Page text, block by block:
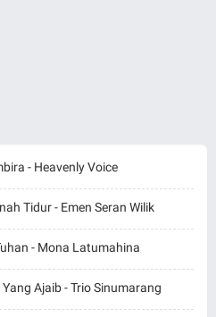
- Heavenly Voice
Tidur - Emen Seran Wilik
- Mona Latumahina
Ajaib - Trio Sinumarang